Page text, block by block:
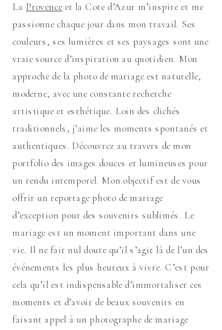
La Provence et la Cote d’Azur m’inspire et me
passionne chaque jour dans mon travail. Ses
couleurs, ses lumières et ses paysages sont une
vraie source d’inspiration au quotidien. Mon
approche de la photo de mariage est naturelle,
moderne, avec une constante recherche
artistique et esthétique. Loin des clichés
traditionnels, j’aime les moments spontanés et
authentiques. Découvrez au travers de mon
portfolio des images douces et lumineuses pour
un rendu intemporel. Mon objectif est de vous
offrir un reportage photo de mariage
d’exception pour des souvenirs sublimés. Le
mariage est un moment important dans une
vie. Il ne fait nul doute qu’il s’agit là de l’un des
événements les plus heureux à vivre. C’est pour
cela qu’il est indispensable d’immortaliser ces
moments et d’avoir de beaux souvenirs en
faisant appel à un photographe de mariage